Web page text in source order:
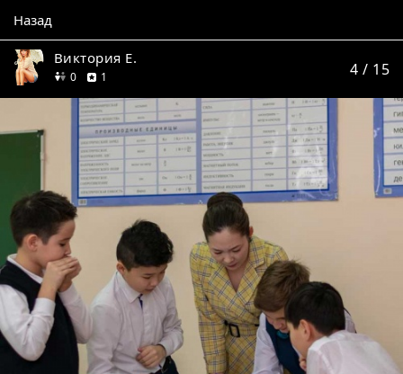
Назад
Виктория Е.
0друзей
1 4 / 15